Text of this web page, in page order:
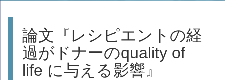
論文『レシピエントの経
過がドナーのquality of
life に与える影響』